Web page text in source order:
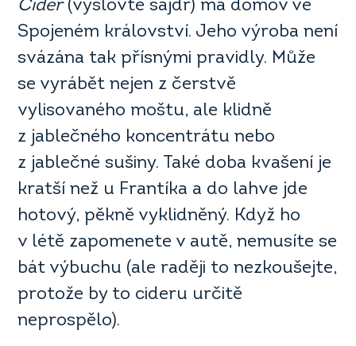
Cider(vyslovte sajdr) má domov ve
Spojeném království. Jeho výroba není
svázána tak přísnými pravidly. Může
se vyrábět nejen z čerstvě
vylisovaného moštu, ale klidně
z jablečného koncentrátu nebo
z jablečné sušiny. Také doba kvašení je
kratší než u Frantíka a do lahve jde
hotový, pěkně vyklidněný. Když ho
v létě zapomenete v autě, nemusíte se
bát výbuchu (ale raději to nezkoušejte,
protože by to cideru určitě
neprospělo).